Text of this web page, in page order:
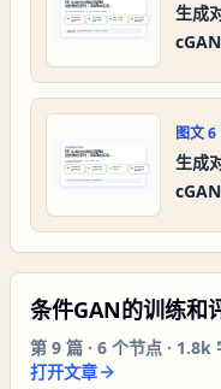
生成
图文6
生成
条件GAN的训练和
第 9 篇 · 6 个节点 · 1.8k
打开文章